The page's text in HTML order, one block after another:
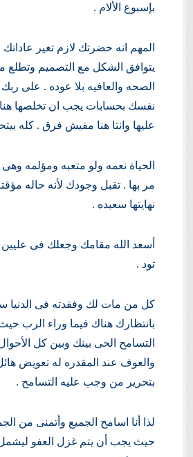
بإسبوع الألام .
المهم انه حضرتك لازم تغير عاداتك
يتوافق الشكل مع التصميم وتطلع
الصحه والعافيه بلا عوده . على
نفسك بحسابات يجب ان تخلصها هنا
عليها وانتا هنا مفيش فرق . كله
الحياة نعمه ولو متعبه ومؤلمه
مر بها . تقبل وجودك لأنه حاله
نهايتها سعيده .
أسعد الله مقامك وجعلك فى
تود .
كل من مات لك وفقدته فى الدنيا
بانتظارك هناك فيما وراء الرب حيث
التسامح الحى بينك وبين كل الأحوال
والعوف عند المقدره له تعويض هائل
بتحرير من وجب عليه التسامح .
لذا أنا اسامح الجميع وأتمنى من
حيث يجب أن يتم غزل العفو ليشمل